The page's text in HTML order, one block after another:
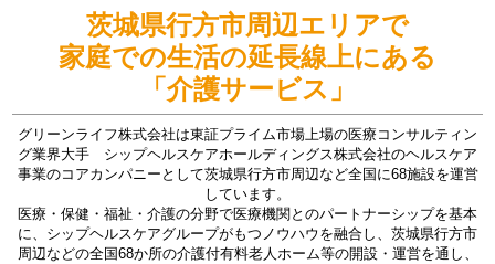
茨城県行方市周辺エリアで
家庭での生活の延長線上にある
「介護サービス」
グリーンライフ株式会社は東証プライム市場上場の医療コンサルティン
グ業界大手 シップヘルスケアホールディングス株式会社のヘルスケア
事業のコアカンパニーとして茨城県行方市周辺など全国に68施設を運営
しています。
医療・保健・福祉・介護の分野で医療機関とのパートナーシップを基本
に、シップヘルスケアグループがもつノウハウを融合し、茨城県行方市
周辺などの全国68か所の介護付有料老人ホーム等の開設・運営を通し、